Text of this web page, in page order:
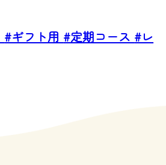
#ギフト用 #定期コース #レ